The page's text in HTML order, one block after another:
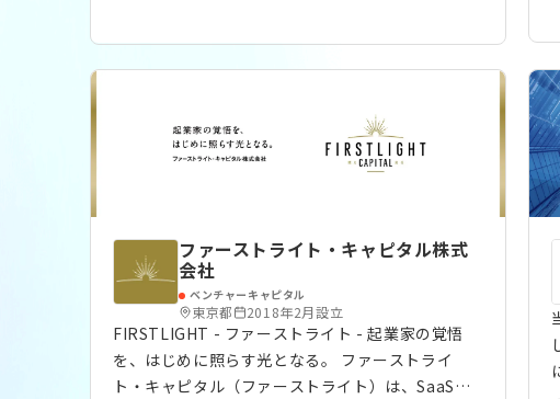
ファーストライト・キャピタル株式
会社
ベンチャーキャピタル
東京都 2018年2月設立
FIRSTLIGHT - ファーストライト - 起業家の覚悟
を、はじめに照らす光となる。 ファーストライ
ト・キャピタル（ファーストライト）は、SaaS、